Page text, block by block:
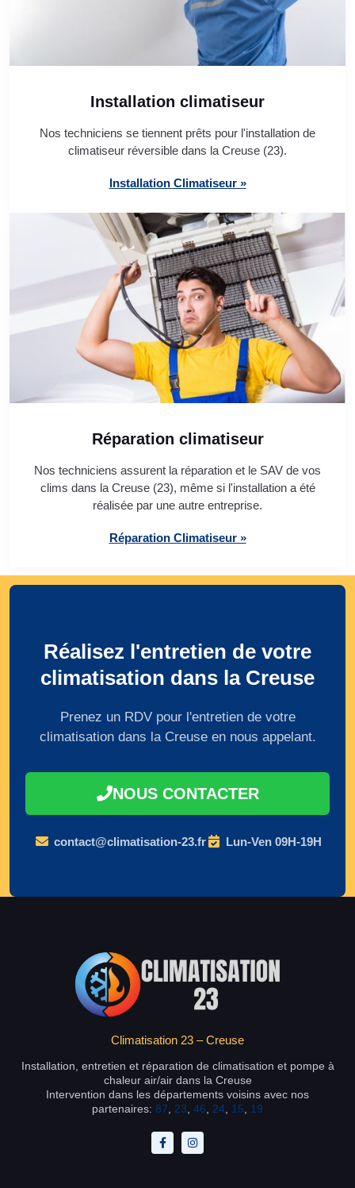
Installation climatiseur
Nos techniciens se tiennent prêts pour l'installation de
climatiseur réversible dans la Creuse (23).
Installation Climatiseur »
Réparation climatiseur
Nos techniciens assurent la réparation et le SAV de vos
clims dans la Creuse (23), même si l'installation a été
réalisée par une autre entreprise.
Réparation Climatiseur »
Réalisez l'entretien de votre
climatisation dans la Creuse
Prenez un RDV pour l'entretien de votre
climatisation dans la Creuse en nous appelant.
NOUS CONTACTER
contact@climatisation-23.fr Lun-Ven 09H-19H
Climatisation 23 – Creuse
Installation, entretien et réparation de climatisation et pompe à
chaleur air/air dans la Creuse
Intervention dans les départements voisins avec nos
partenaires: 87 23 46 24 15 19